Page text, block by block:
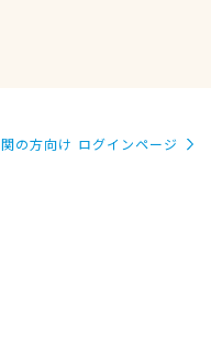
の方向け ログインページ